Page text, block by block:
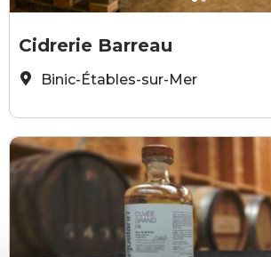
Philippe Erard
Cidrerie Barreau
Binic-Étables-sur-Mer